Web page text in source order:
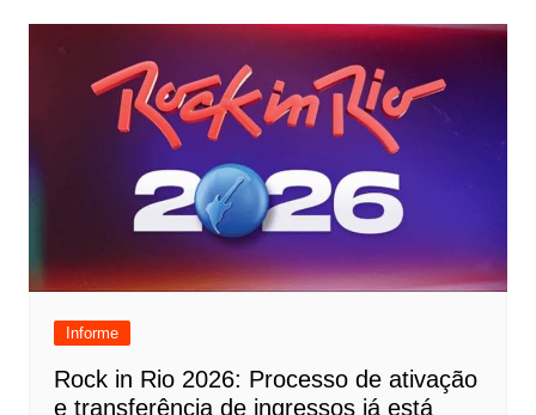
Informe
Rock in Rio 2026: Processo de ativação
e transferência de ingressos já está